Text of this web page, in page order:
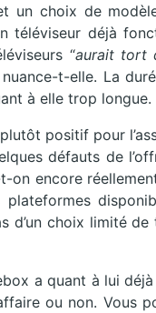
un choix de
téléviseur déjà
“aurait tort
nuance-t-elle. La
à elle trop longue.
positif pour
défauts de
on encore
plateformes
d’un choix limité
a quant à lui
ou non. Vous